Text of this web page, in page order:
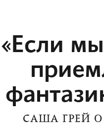
«Если
САША ГРЕЙ